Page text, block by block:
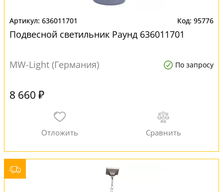
636011701 95776
Подвесной светильник Раунд 636011701
MW-Light (Германия) По запросу
8 660 ₽